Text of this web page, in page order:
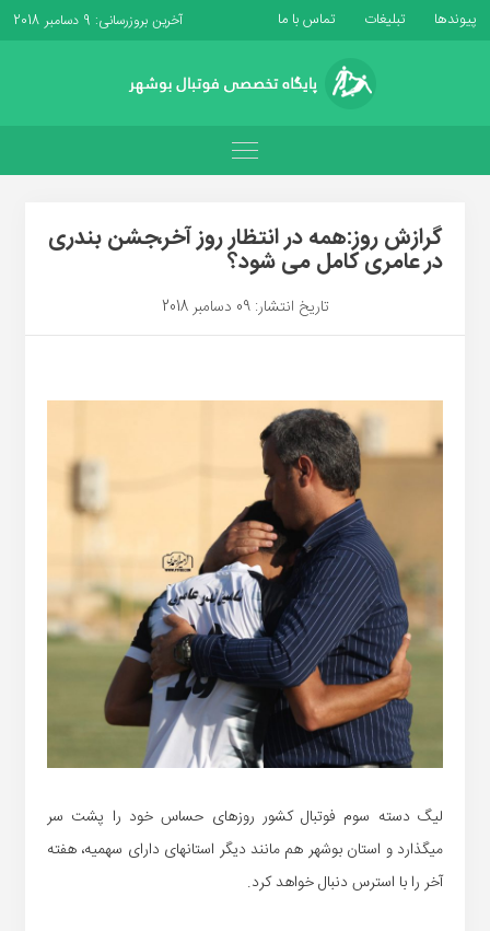
پیوندها تبلیغات تماس با ما آخرین بروزرسانی: 9 دسامبر 2018
گرازش روز:همه در انتظار روز آخر،جشن بندری
در عامری کامل می شود؟
تاریخ انتشار: 09 دسامبر 2018
لیگ دسته سوم فوتبال کشور روزهای حساس خود را پشت سر
میگذارد و استان بوشهر هم مانند دیگر استانهای دارای سهمیه، هفته
آخر را با استرس دنبال خواهد کرد.